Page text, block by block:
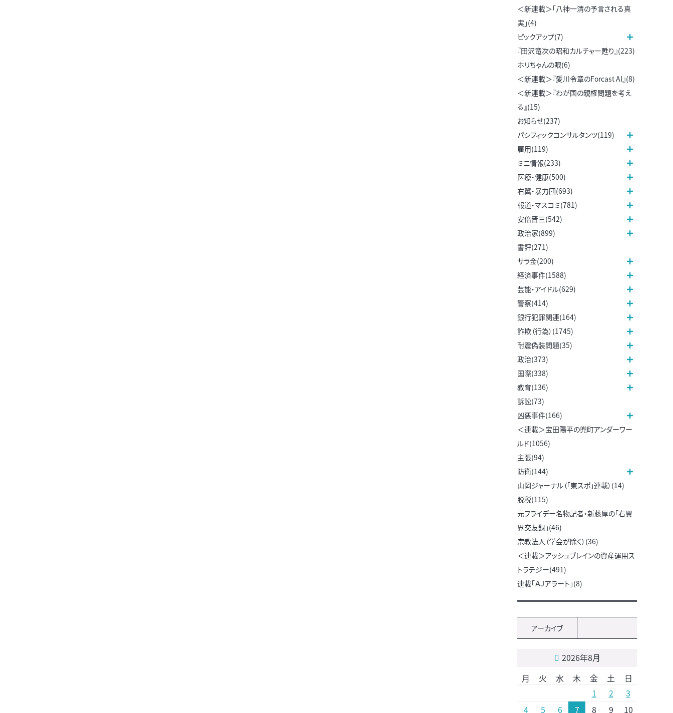
＜新連載＞「八神一清の予言される真
実」(4)
ピックアップ(7)
『田沢竜次の昭和カルチャー甦り』(223)
ホリちゃんの眼(6)
＜新連載＞『愛川令章のForcast AI』(8)
＜新連載＞『わが国の親権問題を考え
る』(15)
お知らせ(237)
パシフィックコンサルタンツ(119)
雇用(119)
ミニ情報(233)
医療・健康(500)
右翼・暴力団(693)
報道・マスコミ(781)
安倍晋三(542)
政治家(899)
書評(271)
サラ金(200)
経済事件(1588)
芸能・アイドル(629)
警察(414)
銀行犯罪関連(164)
詐欺（行為）(1745)
耐震偽装問題(35)
政治(373)
国際(338)
教育(136)
訴訟(73)
凶悪事件(166)
＜連載＞宝田陽平の兜町アンダーワー
ルド(1056)
主張(94)
防衛(144)
山岡ジャーナル（「東スポ」連載）(14)
脱税(115)
元フライデー名物記者・新藤厚の「右翼
界交友録」(46)
宗教法人（学会が除く）(36)
＜連載＞アッシュブレインの資産運用ス
トラテジー(491)
連載「ＡＪアラート」(8)
アーカイブ
2026年8月
月
火 水 木 金 土
日
1
2
3
4
5 6 7 8 9 10